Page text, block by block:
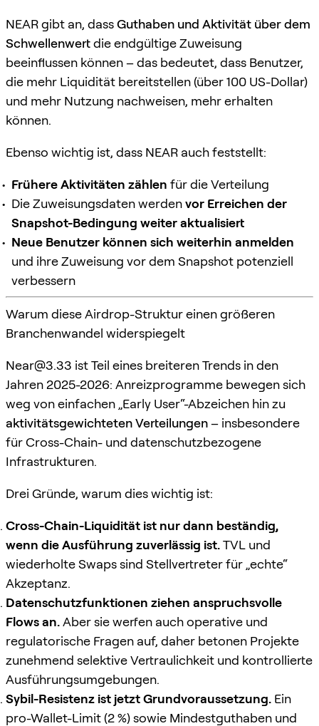
NEAR gibt an, dassGuthaben und Aktivität über dem
Schwellenwertdie endgültige Zuweisung
beeinflussen können – das bedeutet, dass Benutzer,
die mehr Liquidität bereitstellen (über 100 US-Dollar)
und mehr Nutzung nachweisen, mehr erhalten
können.
Ebenso wichtig ist, dass NEAR auch feststellt:
Frühere Aktivitäten zählen für die Verteilung
Die Zuweisungsdaten werdenvor Erreichen der
Snapshot-Bedingung weiter aktualisiert
Neue Benutzer können sich weiterhin anmelden
und ihre Zuweisung vor dem Snapshot potenziell
verbessern
Warum diese Airdrop-Struktur einen größeren
Branchenwandel widerspiegelt
Near@3.33 ist Teil eines breiteren Trends in den
Jahren 2025-2026: Anreizprogramme bewegen sich
weg von einfachen „Early User“-Abzeichen hin zu
aktivitätsgewichteten Verteilungen– insbesondere
für Cross-Chain- und datenschutzbezogene
Infrastrukturen.
Drei Gründe, warum dies wichtig ist:
Cross-Chain-Liquidität ist nur dann beständig,
wenn die Ausführung zuverlässig ist.TVL und
wiederholte Swaps sind Stellvertreter für „echte“
Akzeptanz.
Datenschutzfunktionen ziehen anspruchsvolle
Flows an.Aber sie werfen auch operative und
regulatorische Fragen auf, daher betonen Projekte
zunehmend selektive Vertraulichkeit und kontrollierte
Ausführungsumgebungen.
Sybil-Resistenz ist jetzt Grundvoraussetzung. Ein
pro-Wallet-Limit (2 %) sowie Mindestguthaben und